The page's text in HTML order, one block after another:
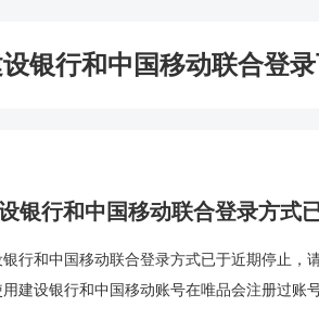
银行和中国移动联合登
银行和中国移动联合登录方式
行和中国移动联合登录方式已于近期停止，
建设银行和中国移动账号在唯品会注册过账